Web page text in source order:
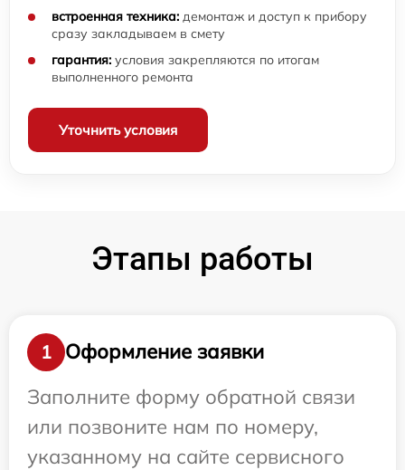
встроенная техника: демонтаж и доступ к прибору
сразу закладываем в смету
гарантия: условия закрепляются по итогам
выполненного ремонта
Уточнить условия
Этапы работы
1
Оформление заявки
Заполните форму обратной связи
или позвоните нам по номеру,
указанному на сайте сервисного